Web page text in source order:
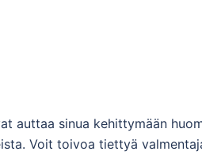
auttaa sinua kehittymään
Voit toivoa tiettyä